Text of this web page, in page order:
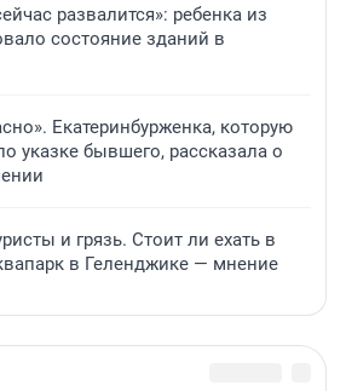
развалится»: ребенка из
состояние зданий в
Екатеринбурженка, которую
указке бывшего, рассказала о
и грязь. Стоит ли ехать в
в Геленджике — мнение